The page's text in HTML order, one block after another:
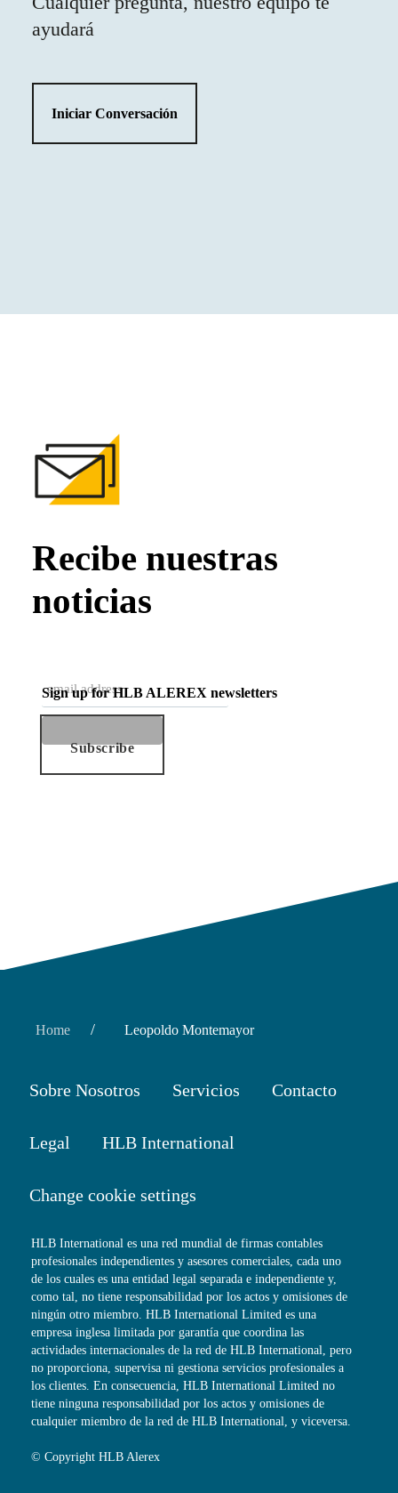
ayudará
Iniciar Conversación
Recibe nuestras
noticias
Sign up for HLB ALEREX newsletters
Subscribe
Home / Leopoldo Montemayor
Sobre Nosotros Servicios Contacto
Legal HLB International
Change cookie settings
HLB International es una red mundial de firmas contables
profesionales independientes y asesores comerciales, cada uno
de los cuales es una entidad legal separada e independiente y,
como tal, no tiene responsabilidad por los actos y omisiones de
ningún otro miembro. HLB International Limited es una
empresa inglesa limitada por garantía que coordina las
actividades internacionales de la red de HLB International, pero
no proporciona, supervisa ni gestiona servicios profesionales a
los clientes. En consecuencia, HLB International Limited no
tiene ninguna responsabilidad por los actos y omisiones de
cualquier miembro de la red de HLB International, y viceversa.
© Copyright HLB Alerex